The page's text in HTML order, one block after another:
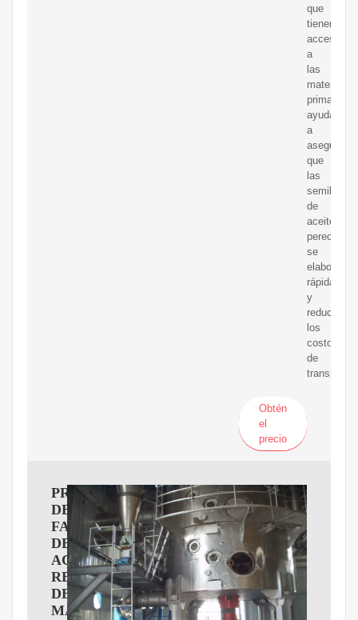
que
tienen
acceso
a
las
materias
primas,
ayuda
a
asegurar
que
las
semillas
de
aceite
se
elaboran
y
reduce
los
costos
de
transporte.
Obtén
el
precio
PROCESO
DE
FABRICACION
DEL
ACEITE
REFINADO
DE
MAIZ